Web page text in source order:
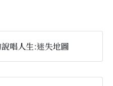
唱人生:迷失地圖